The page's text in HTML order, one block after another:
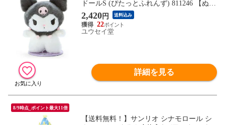
ドールS (ぴたっとふれんず) 811246 【ぬい
撮り Sサイズ 磁石 自立 玩具 おもちゃ オリ
ジナル 公式グッズ 雑貨 ギフト プレゼン
ト】
2,420円 送料込み
22
ユウセイ堂
詳細を見る
8/9時点_ポイント最大11倍
【送料無料！】サンリオ シナモロール シ